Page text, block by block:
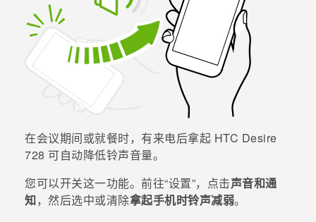
在会议期间或就餐时，有来电后拿起 HTC Desire
728 可自动降低铃声音量。
您可以开关这一功能。前往​“‍设置”，点击声音和通
知，然后选中或清除拿起手机时铃声减弱。